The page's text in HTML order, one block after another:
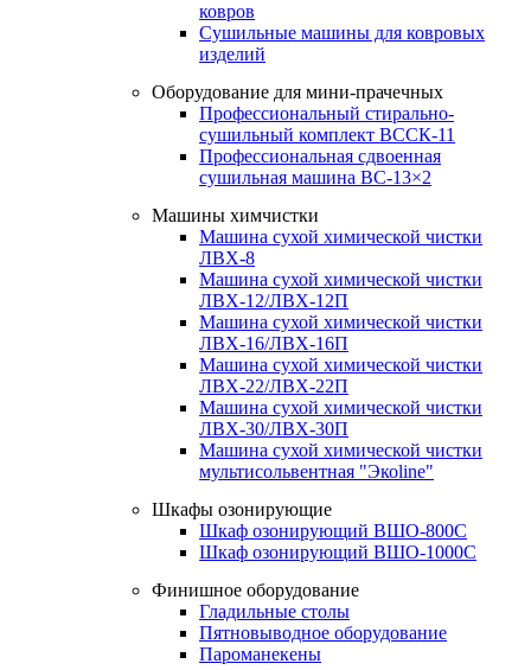
ковров
Сушильные машины для ковровых
изделий
Оборудование для мини-прачечных
Профессиональный стирально-
сушильный комплект ВССК-11
Профессиональная сдвоенная
сушильная машина ВС-13×2
Машины химчистки
Машина сухой химической чистки
ЛВХ-8
Машина сухой химической чистки
ЛВХ-12/ЛВХ-12П
Машина сухой химической чистки
ЛВХ-16/ЛВХ-16П
Машина сухой химической чистки
ЛВХ-22/ЛВХ-22П
Машина сухой химической чистки
ЛВХ-30/ЛВХ-30П
Машина сухой химической чистки
мультисольвентная "Экоline"
Шкафы озонирующие
Шкаф озонирующий ВШО-800С
Шкаф озонирующий ВШО-1000С
Финишное оборудование
Гладильные столы
Пятновыводное оборудование
Пароманекены